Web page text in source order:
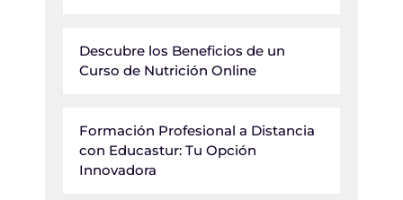
Descubre los Beneficios de un
Curso de Nutrición Online
Formación Profesional a Distancia
con Educastur: Tu Opción
Innovadora